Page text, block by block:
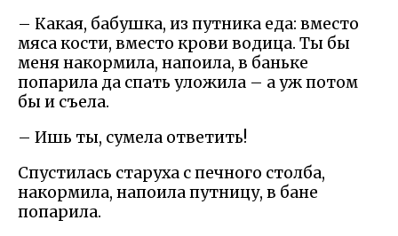
– Какая, бабушка, из путника еда: вместо
мяса кости, вместо крови водица. Ты бы
меня накормила, напоила, в баньке
попарила да спать уложила – а уж потом
бы и съела.
– Ишь ты, сумела ответить!
Спустилась старуха с печного столба,
накормила, напоила путницу, в бане
попарила.